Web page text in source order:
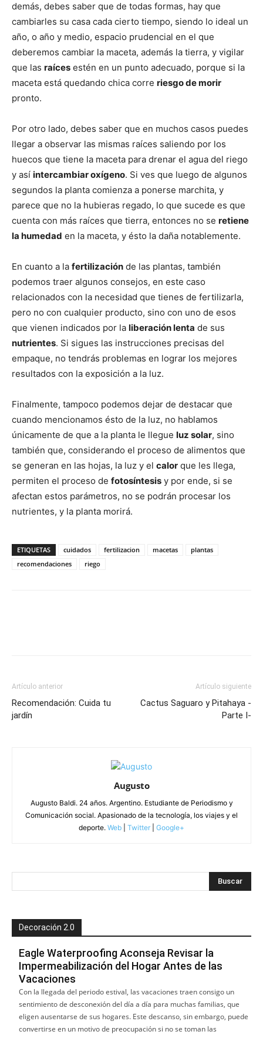
demás, debes saber que de todas formas, hay que
cambiarles su casa cada cierto tiempo, siendo lo ideal un
año, o año y medio, espacio prudencial en el que
deberemos cambiar la maceta, además la tierra, y vigilar
que las raíces estén en un punto adecuado, porque si la
maceta está quedando chica corre riesgo de morir
pronto.
Por otro lado, debes saber que en muchos casos puedes
llegar a observar las mismas raíces saliendo por los
huecos que tiene la maceta para drenar el agua del riego
y así intercambiar oxígeno. Si ves que luego de algunos
segundos la planta comienza a ponerse marchita, y
parece que no la hubieras regado, lo que sucede es que
cuenta con más raíces que tierra, entonces no se retiene
la humedad en la maceta, y ésto la daña notablemente.
En cuanto a la fertilización de las plantas, también
podemos traer algunos consejos, en este caso
relacionados con la necesidad que tienes de fertilizarla,
pero no con cualquier producto, sino con uno de esos
que vienen indicados por la liberación lenta de sus
nutrientes. Si sigues las instrucciones precisas del
empaque, no tendrás problemas en lograr los mejores
resultados con la exposición a la luz.
Finalmente, tampoco podemos dejar de destacar que
cuando mencionamos ésto de la luz, no hablamos
únicamente de que a la planta le llegue luz solar, sino
también que, considerando el proceso de alimentos que
se generan en las hojas, la luz y el calor que les llega,
permiten el proceso de fotosíntesis y por ende, si se
afectan estos parámetros, no se podrán procesar los
nutrientes, y la planta morirá.
ETIQUETAS cuidados fertilizacion macetas
plantas
recomendaciones
riego
Artículo anterior
Recomendación: Cuida tu
jardín
Artículo siguiente
Cactus Saguaro y Pitahaya -
Parte I-
Augusto
Augusto Baldi. 24 años. Argentino. Estudiante de Periodismo y
Comunicación social. Apasionado de la tecnología, los viajes y el
deporte. Web Twitter Google+
Decoración 2.0
Eagle Waterproofing Aconseja Revisar la
Impermeabilización del Hogar Antes de las
Vacaciones
Con la llegada del periodo estival, las vacaciones traen consigo un
sentimiento de desconexión del día a día para muchas familias, que
eligen ausentarse de sus hogares. Este descanso, sin embargo, puede
convertirse en un motivo de preocupación si no se toman las